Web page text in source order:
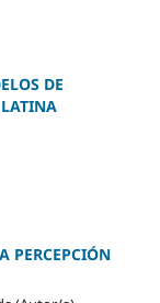
DE
PERCEPCIÓN